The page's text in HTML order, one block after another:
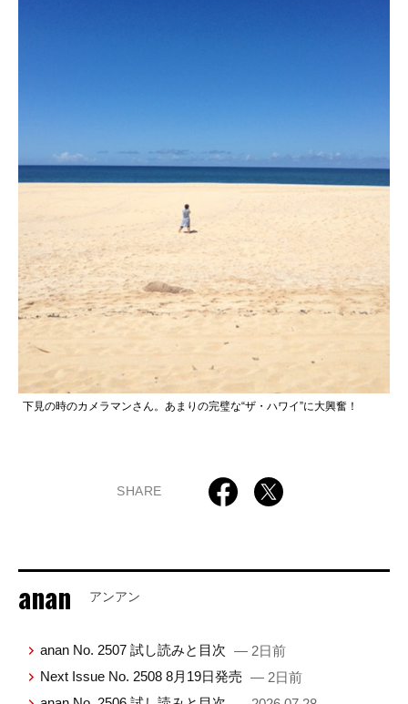
下見の時のカメラマンさん。あまりの完璧な“ザ・ハワイ”に大興奮！
SHARE
anan アンアン
anan No. 2507 試し読みと目次 — 2日前
Next Issue No. 2508 8月19日発売 — 2日前